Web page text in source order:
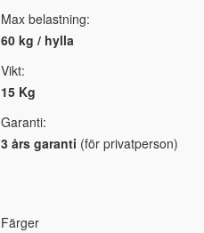
Max belastning:
60 kg / hylla
Vikt:
15 Kg
Garanti:
3 års garanti (för privatperson)
Färger